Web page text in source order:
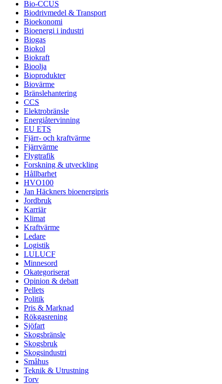
Bio-CCUS
Biodrivmedel & Transport
Bioekonomi
Bioenergi i industri
Biogas
Biokol
Biokraft
Bioolja
Bioprodukter
Biovärme
Bränslehantering
CCS
Elektrobränsle
Energiåtervinning
EU ETS
Fjärr- och kraftvärme
Fjärrvärme
Flygtrafik
Forskning & utveckling
Hållbarhet
HVO100
Jan Häckners bioenergipris
Jordbruk
Karriär
Klimat
Kraftvärme
Ledare
Logistik
LULUCF
Minnesord
Okategoriserat
Opinion & debatt
Pellets
Politik
Pris & Marknad
Rökgasrening
Sjöfart
Skogsbränsle
Skogsbruk
Skogsindustri
Småhus
Teknik & Utrustning
Torv